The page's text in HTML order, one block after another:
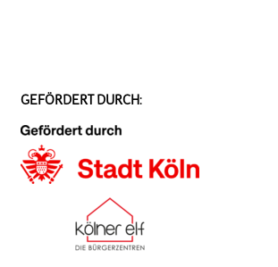
GEFÖRDERT DURCH: